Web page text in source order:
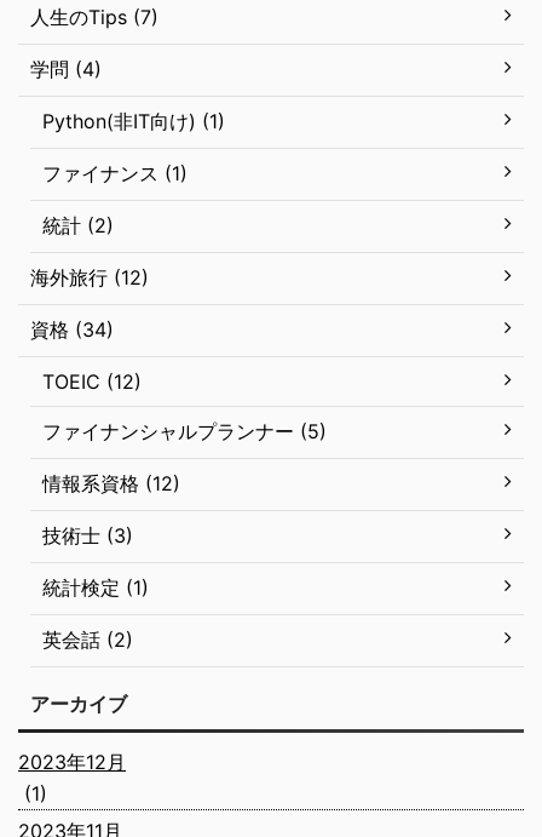
人生のTips (7)
学問 (4)
Python(非IT向け) (1)
ファイナンス (1)
統計 (2)
海外旅行 (12)
資格 (34)
TOEIC (12)
ファイナンシャルプランナー (5)
情報系資格 (12)
技術士 (3)
統計検定 (1)
英会話 (2)
アーカイブ
2023年12月
(1)
2023年11月